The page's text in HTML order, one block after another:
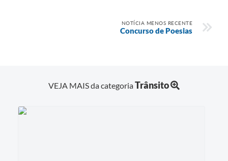
NOTÍCIA MENOS RECENTE
Concurso de Poesias
VEJA MAIS da categoriaTrânsito